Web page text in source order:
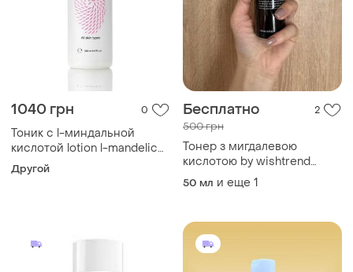
1040 грн 0
Тоник с l-миндальной
кислотой lotion l-mandelic
acid all skin types, 250 мл
Другой
Бесплатно 2
500 грн
Тонер з мигдалевою
кислотою by wishtrend
mandelic acid 5% skin prep
50 мл и еще 1